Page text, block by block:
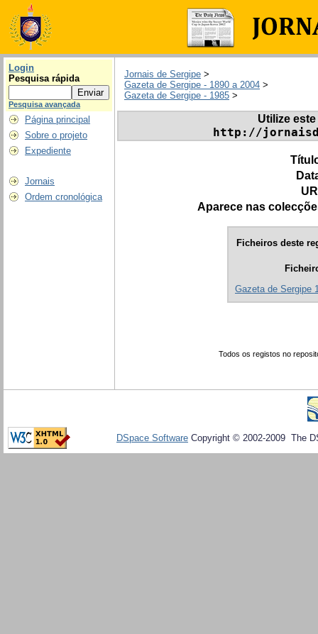
Login
Pesquisa rápida
Pesquisa avançada
Página principal
Sobre o projeto
Expediente
Jornais
Ordem cronológica
Jornais de Sergipe >
Gazeta de Sergipe - 1890 a 2004 >
Gazeta de Sergipe - 1985 >
Utilize
http://
Aparece nas
Ficheiros deste
Gazeta de Sergipe
Todos os registos no
DSpace Software Copyright © 2002-2009 The